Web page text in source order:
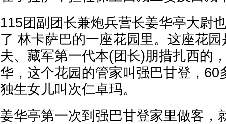
115团副团长兼炮兵营长姜华亭大尉
了 林卡萨巴的一座花园里。这座花
夫、藏军第一代本(团长)朋措扎西的
华，这个花园的管家叫强巴甘登，60
独生女儿叫次仁卓玛。
姜华亭第一次到强巴甘登家里做客，